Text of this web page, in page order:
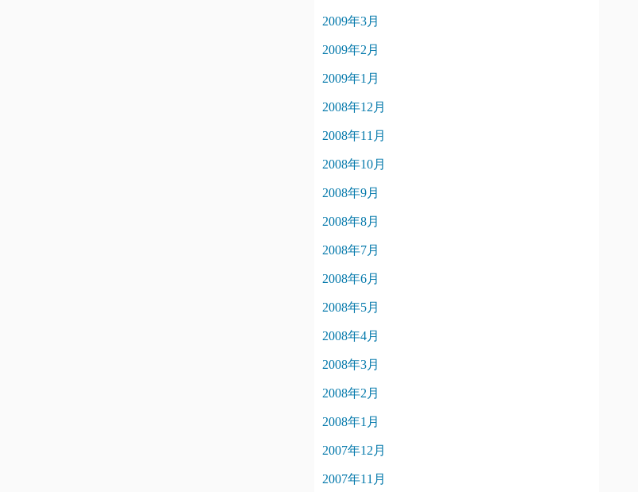
2009年3月
2009年2月
2009年1月
2008年12月
2008年11月
2008年10月
2008年9月
2008年8月
2008年7月
2008年6月
2008年5月
2008年4月
2008年3月
2008年2月
2008年1月
2007年12月
2007年11月